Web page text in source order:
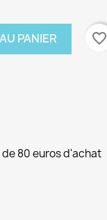
PANIER favorite_border
80 euros d'achat